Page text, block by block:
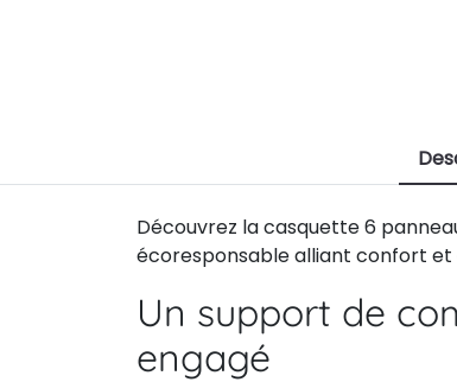
Découvrez la casquette 6
écoresponsable alliant confort et
Un support de
engagé